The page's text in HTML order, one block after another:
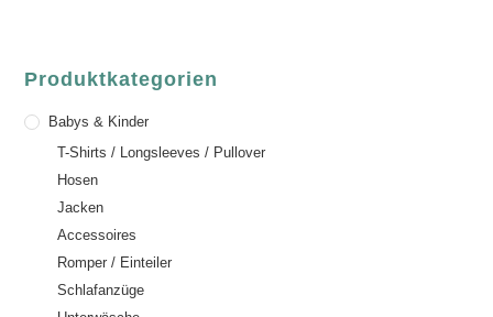
Produktkategorien
Babys & Kinder
T-Shirts / Longsleeves / Pullover
Hosen
Jacken
Accessoires
Romper / Einteiler
Schlafanzüge